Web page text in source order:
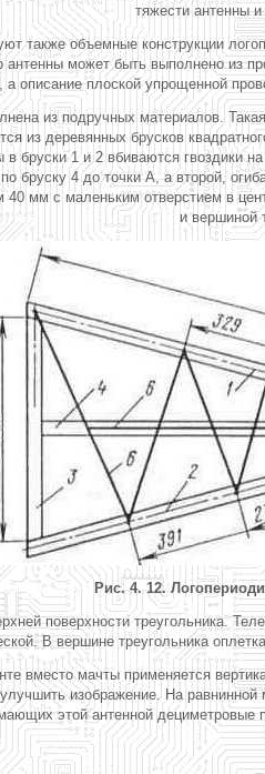
тяжести антенны
также объемные конструкции
может быть выполнено из
а описание плоской упрощенной
из подручных материалов.
из деревянных брусков
бруски 1 и 2 вбиваются
4 до точки А, а второй,
мм с маленьким отверстием в
и вершиной
Рис. 4. 12.
поверхности треугольника.
В вершине треугольника
вместо мачты применяется
изображение. На
этой антенной